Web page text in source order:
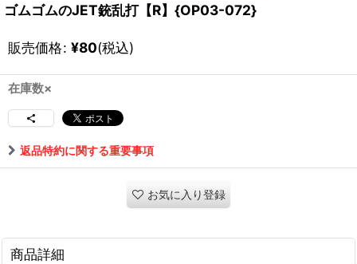
ゴムゴムのJET銃乱打【R】{OP03-072}
販売価格: ¥80(税込)
在庫数×
返品特約に関する重要事項
お気に入り登録
商品詳細